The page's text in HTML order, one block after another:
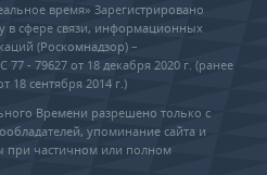
время» Зарегистрировано
в сфере связи, информационных
(Роскомнадзор) –
- 79627 от 18 декабря 2020 г. (ранее
18 сентября 2014 г.)
Времени разрешено только с
упоминание сайта и
при частичном или полном